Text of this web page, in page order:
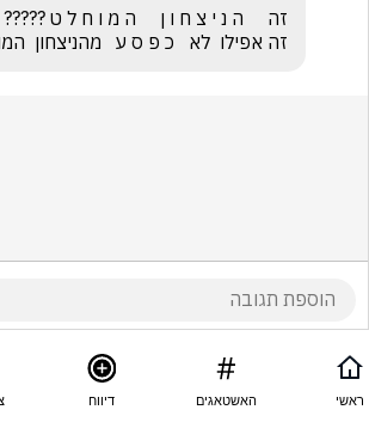
זה אפילו  לא   כ פ ס ע   מהניצחון
ראשי האשטאגים דיווח